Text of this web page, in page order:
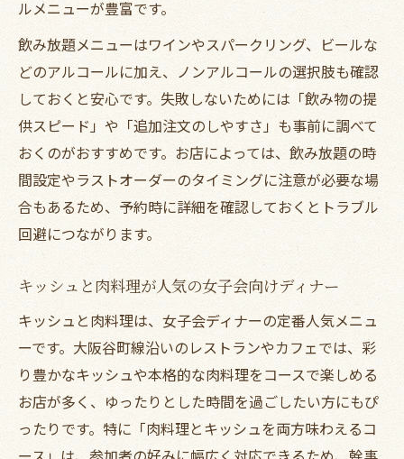
ルメニューが豊富です。
飲み放題メニューはワインやスパークリング、ビールな
どのアルコールに加え、ノンアルコールの選択肢も確認
しておくと安心です。失敗しないためには「飲み物の提
供スピード」や「追加注文のしやすさ」も事前に調べて
おくのがおすすめです。お店によっては、飲み放題の時
間設定やラストオーダーのタイミングに注意が必要な場
合もあるため、予約時に詳細を確認しておくとトラブル
回避につながります。
キッシュと肉料理が人気の女子会向けディナー
キッシュと肉料理は、女子会ディナーの定番人気メニュ
ーです。大阪谷町線沿いのレストランやカフェでは、彩
り豊かなキッシュや本格的な肉料理をコースで楽しめる
お店が多く、ゆったりとした時間を過ごしたい方にもぴ
ったりです。特に「肉料理とキッシュを両方味わえるコ